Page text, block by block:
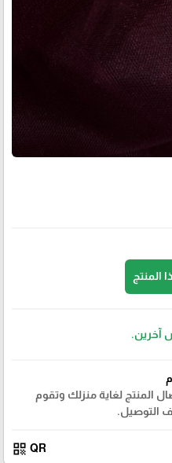
المنتج
آخرين.
المنتج لغاية منزلك وتقوم
التوصيل.
QR
qr_code